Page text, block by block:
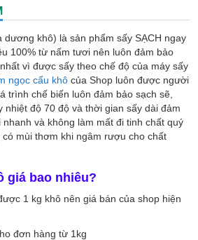
dương khô) là sản phẩm sấy SẠCH ngay
100% từ nấm tươi nên luôn đảm bảo
vì được sấy theo chế độ của máy sấy
ngọc cẩu khô của Shop luôn được người
trình chế biến luôn đảm bảo sạch sẽ,
nhiệt độ 70 độ và thời gian sấy dài đảm
và không làm mất đi tinh chất quý
mùi thơm khi ngâm rượu cho chất
giá bao nhiêu?
1 kg khô nên giá bán của shop hiện
đơn hàng từ 1kg